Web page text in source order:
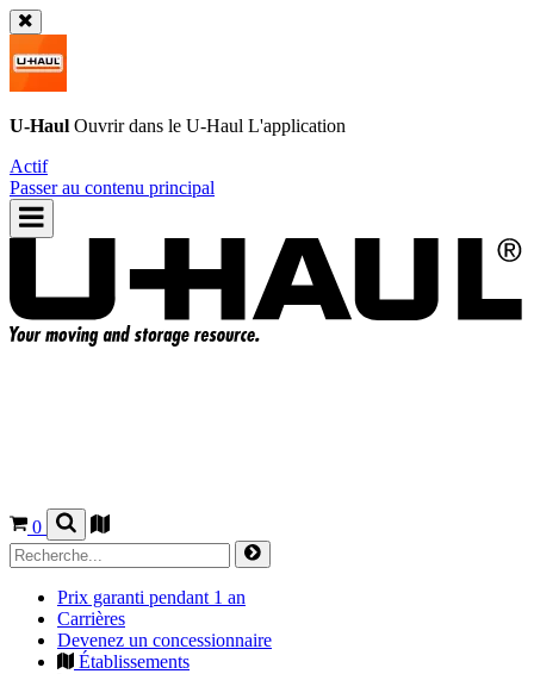
U-Haul Ouvrir dans le U-Haul L'application
Actif
Passer au contenu principal
0
Prix garanti pendant 1 an
Carrières
Devenez un concessionnaire
Établissements